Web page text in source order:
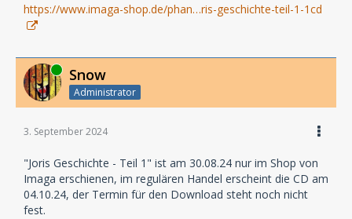
https://www.imaga-shop.de/phan…ris-geschichte-teil-1-1cd
Online Snow
Administrator
3. September 2024
"Joris Geschichte - Teil 1" ist am 30.08.24 nur im Shop von
Imaga erschienen, im regulären Handel erscheint die CD am
04.10.24, der Termin für den Download steht noch nicht
fest.